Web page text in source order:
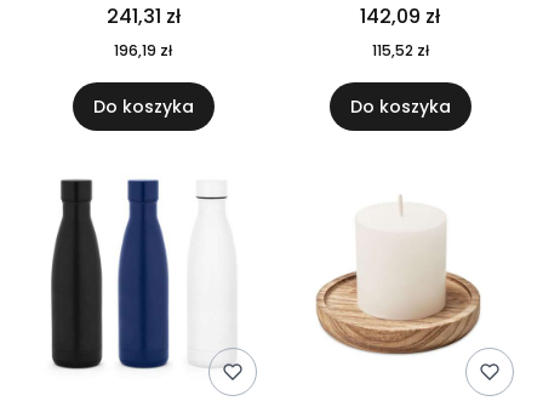
241,31 zł
196,19 zł
Do koszyka
142,09 zł
115,52 zł
Do koszyka